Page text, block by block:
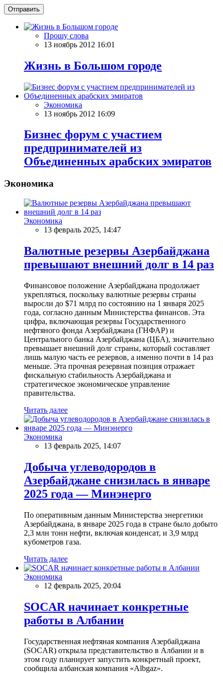
Отправить
Прошу слова
13 ноябрь 2012 16:01
Жизнь в Большом городе
Экономика
13 ноябрь 2012 16:09
Бизнес форум с участием
предпринимателей из
Объединенных арабских эмиратов
Экономика
Экономика
13 февраль 2025, 14:47
Валютные резервы Азербайджана
превышают внешний долг в 14 раз
Финансовое положение Азербайджана продолжает
укрепляться, поскольку валютные резервы страны
выросли до $71 млрд по состоянию на 1 января 2025
года, согласно данным Министерства финансов. Эта
цифра, включающая резервы Государственного
нефтяного фонда Азербайджана (ГНФАР) и
Центрального банка Азербайджана (ЦБА), значительно
превышает внешний долг страны, который составляет
лишь малую часть ее резервов, а именно почти в 14 раз
меньше. Эта прочная резервная позиция отражает
фискальную стабильность Азербайджана и
стратегическое экономическое управление
правительства.
Читать далее
Экономика
13 февраль 2025, 14:07
Добыча углеводородов в
Азербайджане снизилась в январе
2025 года — Минэнерго
По оперативным данным Министерства энергетики
Азербайджана, в январе 2025 года в стране было добыто
2,3 млн тонн нефти, включая конденсат, и 3,9 млрд
кубометров газа.
Читать далее
Экономика
12 февраль 2025, 20:04
SOCAR начинает конкретные
работы в Албании
Государственная нефтяная компания Азербайджана
(SOCAR) открыла представительство в Албании и в
этом году планирует запустить конкретный проект,
сообщила албанская компания «Albgaz».